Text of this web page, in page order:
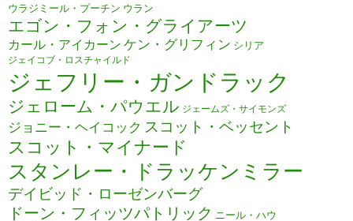
ウラジミール・プーチン ウラン
エゴン・フォン・グライアーツ
カール・アイカーン ケン・グリフィン シリア
ジェイコブ・ロスチャイルド
ジェフリー・ガンドラック
ジェローム・パウエル ジェームズ・サイモンズ
ジョニー・ヘイコック スコット・ベッセント
スコット・マイナード
スタンレー・ドラッケンミラー
デイビッド・ローゼンバーグ
ドーン・フィッツパトリック ニール・ハウ